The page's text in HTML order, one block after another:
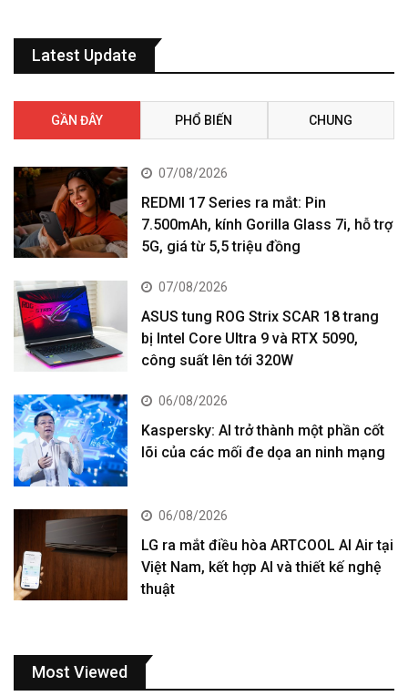
Latest Update
GẦN ĐÂY PHỔ BIẾN CHUNG
07/08/2026
REDMI 17 Series ra mắt: Pin
7.500mAh, kính Gorilla Glass 7i, hỗ trợ
5G, giá từ 5,5 triệu đồng
07/08/2026
ASUS tung ROG Strix SCAR 18 trang
bị Intel Core Ultra 9 và RTX 5090,
công suất lên tới 320W
06/08/2026
Kaspersky: AI trở thành một phần cốt
lõi của các mối đe dọa an ninh mạng
06/08/2026
LG ra mắt điều hòa ARTCOOL AI Air tại
Việt Nam, kết hợp AI và thiết kế nghệ
thuật
Most Viewed